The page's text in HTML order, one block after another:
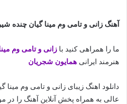
آهنگ زانی و تامی وم مینا گیان چنده
ما را همراهی کنید با زانی و تامی وم
هنرمند ایرانی همایون شجریان
دانلود اهنگ زیبای زانی و تامی وم مینا
عالی به همراه پخش آنلاین آهنگ را در